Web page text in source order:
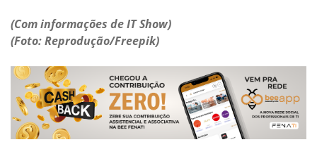
(Com informações de IT Show)
(Foto: Reprodução/Freepik)